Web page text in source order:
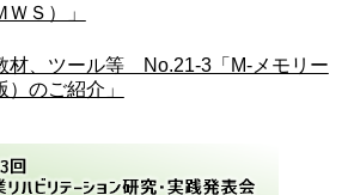
Ｓ）」
材、ツール等 No.21-3「M-メモリー
）のご紹介」